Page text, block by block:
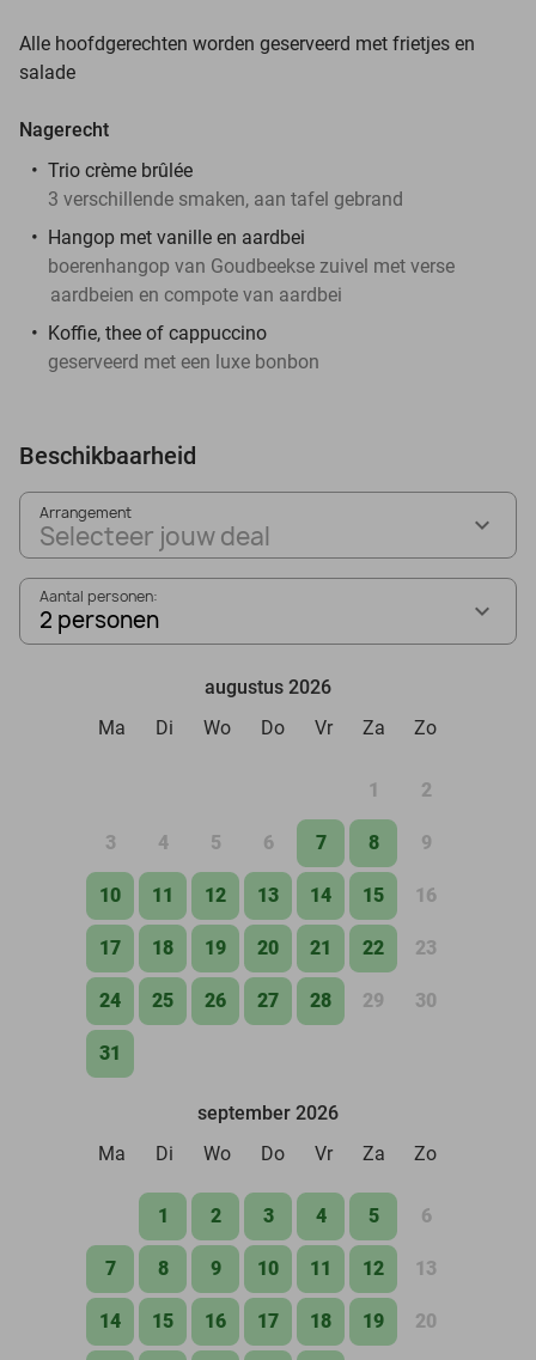
Alle hoofdgerechten worden geserveerd met frietjes en
salade
Nagerecht
Trio crème brûlée
3 verschillende smaken, aan tafel gebrand
Hangop met vanille en aardbei
boerenhangop van Goudbeekse zuivel met verse
aardbeien en compote van aardbei
Koffie, thee of cappuccino
geserveerd met een luxe bonbon
Beschikbaarheid
Arrangement
Selecteer jouw deal
Aantal personen:
2 personen
augustus 2026
Ma
Di Wo Do Vr Za Zo
1 2
3 4 5 6 7 8 9
10 11 12 13 14 15 16
17 18 19 20 21 22 23
24 25 26 27 28 29 30
31
september 2026
Ma
Di Wo Do Vr Za Zo
1 2 3 4 5 6
7 8 9 10 11 12 13
14 15 16 17 18 19 20